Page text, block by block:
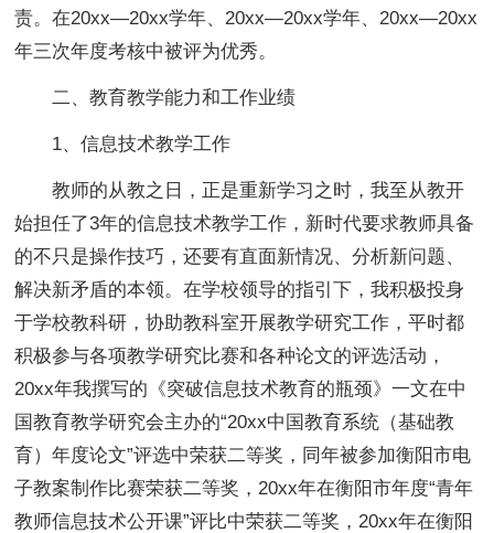
责。在20xx—20xx学年、20xx—20xx学年、20xx—20xx
年三次年度考核中被评为优秀。
二、教育教学能力和工作业绩
1、信息技术教学工作
教师的从教之日，正是重新学习之时，我至从教开
始担任了3年的信息技术教学工作，新时代要求教师具备
的不只是操作技巧，还要有直面新情况、分析新问题、
解决新矛盾的本领。在学校领导的指引下，我积极投身
于学校教科研，协助教科室开展教学研究工作，平时都
积极参与各项教学研究比赛和各种论文的评选活动，
20xx年我撰写的《突破信息技术教育的瓶颈》一文在中
国教育教学研究会主办的“20xx中国教育系统（基础教
育）年度论文”评选中荣获二等奖，同年被参加衡阳市电
子教案制作比赛荣获二等奖，20xx年在衡阳市年度“青年
教师信息技术公开课”评比中荣获二等奖，20xx年在衡阳